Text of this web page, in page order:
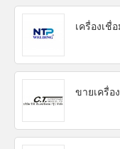
เครื่องเชื่
ขายเครื่อ